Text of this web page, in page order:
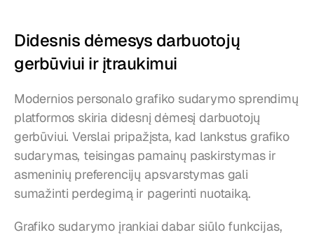
Didesnis dėmesys darbuotojų
gerbūviui ir įtraukimui
Modernios personalo grafiko sudarymo sprendimų
platformos skiria didesnį dėmesį darbuotojų
gerbūviui. Verslai pripažįsta, kad lankstus grafiko
sudarymas, teisingas pamainų paskirstymas ir
asmeninių preferencijų apsvarstymas gali
sumažinti perdegimą ir pagerinti nuotaiką.
Grafiko sudarymo įrankiai dabar siūlo funkcijas,